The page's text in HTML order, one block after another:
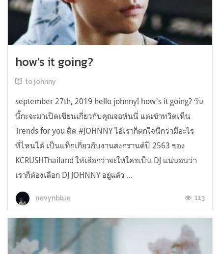
how's it going?
to johnny
september 27th, 2019 hello johnny! how's it going? วัน
นี้กะจะมาเปิดเขียนเกี่ยวกับคุณจอห์นนี่ แต่เข้าทวิตเห็น
Trends for you ติด #JOHNNY ไอ้เราก็ตกใจนึกว่ามีอะไร
ที่ไหนได้ เป็นแท็กเกี่ยวกับงานสงกรานต์ปี 2563 ของ
KCRUSHThailand ให้เลือกว่าจะให้ใครเป็น DJ แน่นอนว่า
เราก็ต้องเลือก DJ JOHNNY อยู่แล้ว ...
nevynblue 113